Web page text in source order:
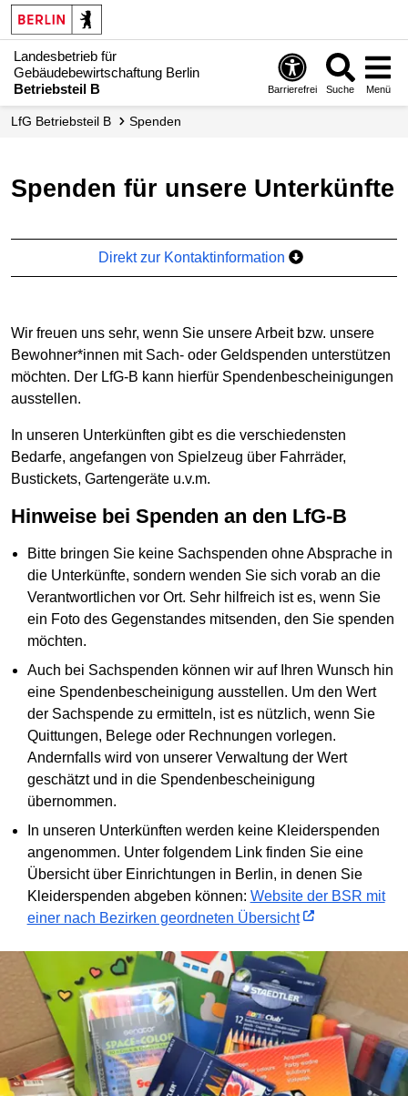
Landesbetrieb für
Gebäudebewirtschaftung Berlin
Betriebsteil B
Barrierefrei Suche Menü
LfG Betriebsteil B Spenden
Spenden für unsere Unterkünfte
Direkt zur Kontaktinformation
Wir freuen uns sehr, wenn Sie unsere Arbeit bzw. unsere
Bewohner*innen mit Sach- oder Geldspenden unterstützen
möchten. Der LfG-B kann hierfür Spendenbescheinigungen
ausstellen.
In unseren Unterkünften gibt es die verschiedensten
Bedarfe, angefangen von Spielzeug über Fahrräder,
Bustickets, Gartengeräte u.v.m.
Hinweise bei Spenden an den LfG-B
Bitte bringen Sie keine Sachspenden ohne Absprache in
die Unterkünfte, sondern wenden Sie sich vorab an die
Verantwortlichen vor Ort. Sehr hilfreich ist es, wenn Sie
ein Foto des Gegenstandes mitsenden, den Sie spenden
möchten.
Auch bei Sachspenden können wir auf Ihren Wunsch hin
eine Spendenbescheinigung ausstellen. Um den Wert
der Sachspende zu ermitteln, ist es nützlich, wenn Sie
Quittungen, Belege oder Rechnungen vorlegen.
Andernfalls wird von unserer Verwaltung der Wert
geschätzt und in die Spendenbescheinigung
übernommen.
In unseren Unterkünften werden keine Kleiderspenden
angenommen. Unter folgendem Link finden Sie eine
Übersicht über Einrichtungen in Berlin, in denen Sie
Kleiderspenden abgeben können: Website der BSR mit
einer nach Bezirken geordneten Übersicht